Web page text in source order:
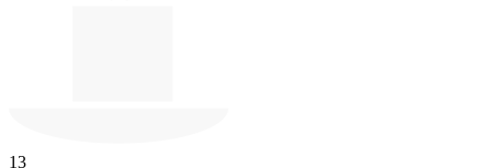
13